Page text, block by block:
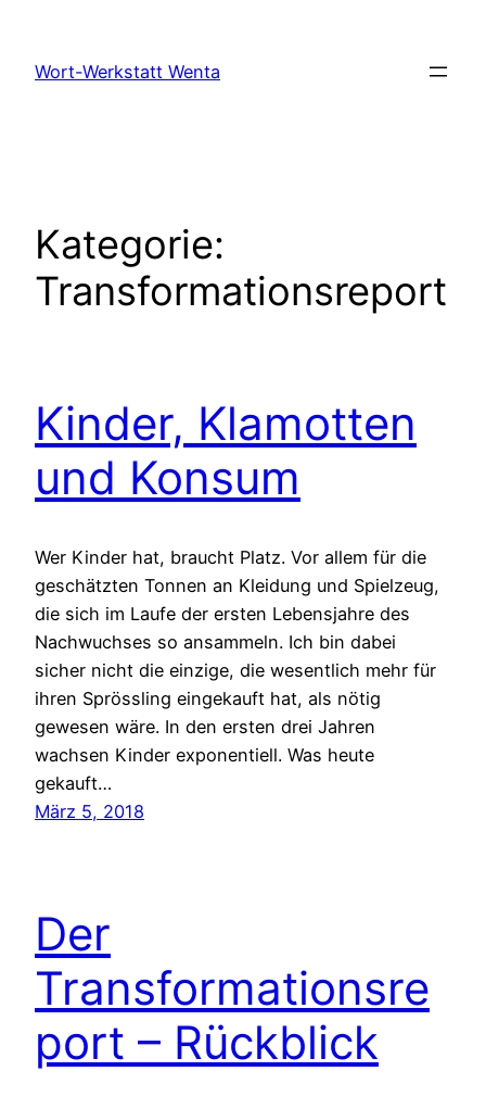
springen
Wort-Werkstatt Wenta
Kategorie:
Transformationsreport
Kinder, Klamotten
und Konsum
Wer Kinder hat, braucht Platz. Vor allem für die
geschätzten Tonnen an Kleidung und Spielzeug,
die sich im Laufe der ersten Lebensjahre des
Nachwuchses so ansammeln. Ich bin dabei
sicher nicht die einzige, die wesentlich mehr für
ihren Sprössling eingekauft hat, als nötig
gewesen wäre. In den ersten drei Jahren
wachsen Kinder exponentiell. Was heute
gekauft…
März 5, 2018
Der
Transformationsre
port – Rückblick